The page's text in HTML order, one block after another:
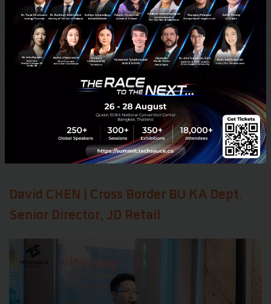
สิ่งที่ธนาคารมองหาเป็นอันดับแรกๆ
คือ Governance และ Compliance ที่
เข้มแข็ง โดยเฉพาะเรื่องการต่อต้านการ
ฟอกเงิน เรื่องนี้สำคัญที่สุด
David CHEN | Cross Border BU KA Dept.
Senior Director, JD Retail